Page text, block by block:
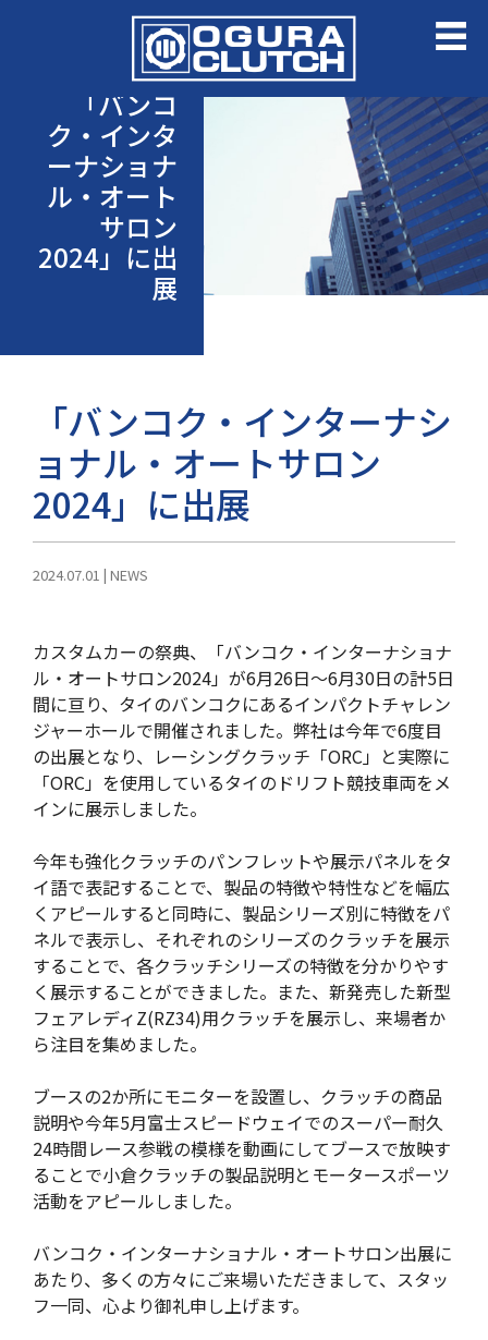
「バンコ
ク・インタ
ーナショナ
ル・オート
サロン
2024」に出
展
「バンコク・インターナシ
ョナル・オートサロン
2024」に出展
2024.07.01 | NEWS
カスタムカーの祭典、「バンコク・インターナショナ
ル・オートサロン2024」が6月26日～6月30日の計5日
間に亘り、タイのバンコクにあるインパクトチャレン
ジャーホールで開催されました。弊社は今年で6度目
の出展となり、レーシングクラッチ「ORC」と実際に
「ORC」を使用しているタイのドリフト競技車両をメ
インに展示しました。
今年も強化クラッチのパンフレットや展示パネルをタ
イ語で表記することで、製品の特徴や特性などを幅広
くアピールすると同時に、製品シリーズ別に特徴をパ
ネルで表示し、それぞれのシリーズのクラッチを展示
することで、各クラッチシリーズの特徴を分かりやす
く展示することができました。また、新発売した新型
フェアレディZ(RZ34)用クラッチを展示し、来場者か
ら注目を集めました。
ブースの2か所にモニターを設置し、クラッチの商品
説明や今年5月富士スピードウェイでのスーパー耐久
24時間レース参戦の模様を動画にしてブースで放映す
ることで小倉クラッチの製品説明とモータースポーツ
活動をアピールしました。
バンコク・インターナショナル・オートサロン出展に
あたり、多くの方々にご来場いただきまして、スタッ
フ一同、心より御礼申し上げます。